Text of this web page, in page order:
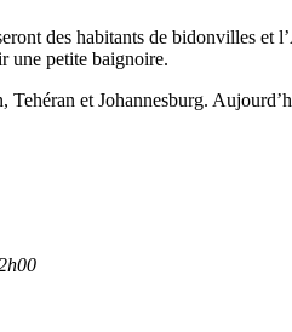
des habitants de bidonvilles et
une petite baignoire.
et Johannesburg.